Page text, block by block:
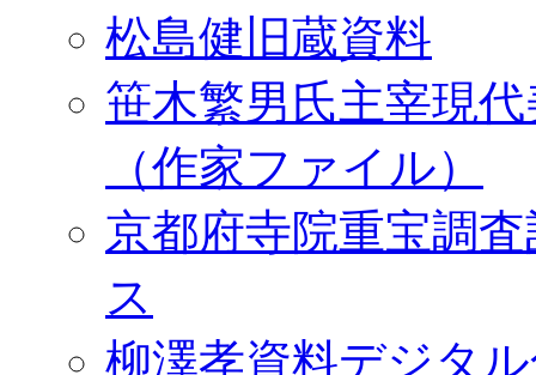
松島健旧蔵資料
笹木繁男氏主宰現
（作家ファイル）
京都府寺院重宝調
ス
柳澤孝資料デジタ